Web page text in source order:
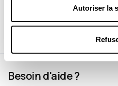
Autoriser la
Quel est le fonctionnement des
investisseurs automatiques ?
Besoin d'aide ?